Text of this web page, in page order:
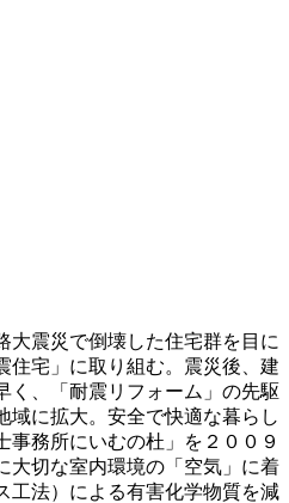
大震災で倒壊した住宅群を目に
住宅」に取り組む。震災後、建
く、「耐震リフォーム」の先駆
域に拡大。安全で快適な暮らし
事務所にいむの杜」を２００９
大切な室内環境の「空気」に着
工法）による有害化学物質を減